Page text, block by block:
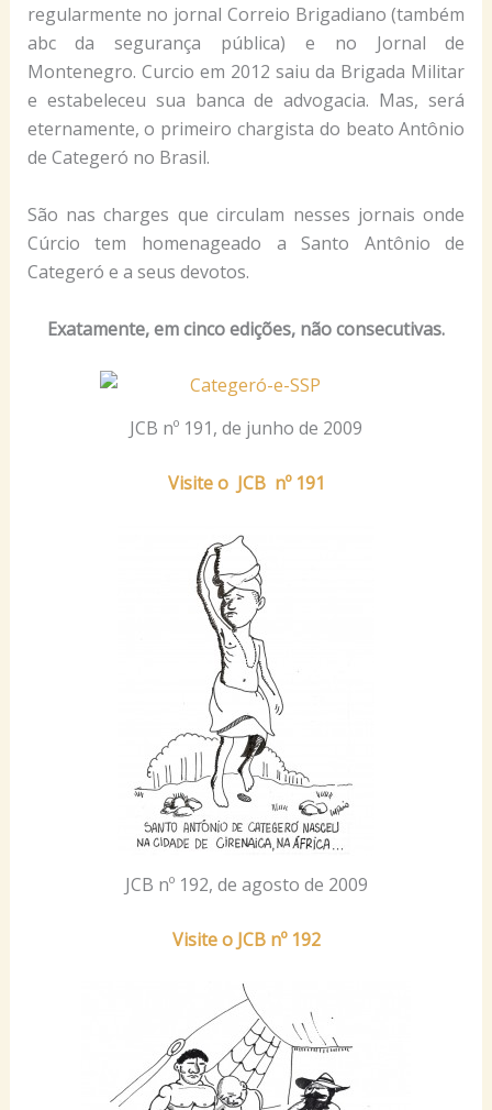
regularmente no jornal Correio Brigadiano (também
abc da segurança pública) e no Jornal de
Montenegro. Curcio em 2012 saiu da Brigada Militar
e estabeleceu sua banca de advogacia. Mas, será
eternamente, o primeiro chargista do beato Antônio
de Categeró no Brasil.
São nas charges que circulam nesses jornais onde
Cúrcio tem homenageado a Santo Antônio de
Categeró e a seus devotos.
Exatamente, em cinco edições, não consecutivas.
JCB nº 191, de junho de 2009
Visite o JCB nº 191
JCB nº 192, de agosto de 2009
Visite o JCB nº 192